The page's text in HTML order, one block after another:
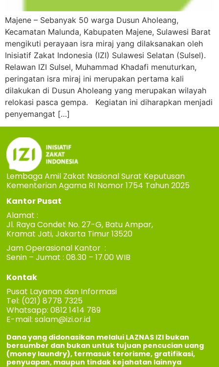
Majene – Sebanyak 50 warga Dusun Aholeang,
Kecamatan Malunda, Kabupaten Majene, Sulawesi Barat
mengikuti perayaan isra miraj yang dilaksanakan oleh
Inisiatif Zakat Indonesia (IZI) Sulawesi Selatan (Sulsel).
Relawan IZI Sulsel, Muhammad Khadafi menuturkan,
peringatan isra miraj ini merupakan pertama kali
dilakukan di Dusun Aholeang yang merupakan wilayah
relokasi pasca gempa. Kegiatan ini diharapkan menjadi
penyemangat […]
Lembaga Amil Zakat Nasional Surat Keputusan
Kementerian Agama RI Nomor 1754 Tahun 2025
Kantor Pusat
Alamat :
Jl. Raya Condet No. 27-G, Batu Ampar,
Kramat Jati, Jakarta Timur 13520
Jam Operasional Kantor :
Senin – Jumat : 08.30 – 17.00 WIB
Kontak
Pusat Layanan dan Informasi
Tel: (021) 8778 7325
Whatsapp: 0812 1414 789
E-mail:salam@izi.or.id
Dana yang didonasikan melalui LAZNAS IZI bukan
bersumber dan bukan untuk tujuan pencucian uang
(money laundry), termasuk terorisme, gratifikasi,
penyuapan, maupun tindak kejahatan lainnya